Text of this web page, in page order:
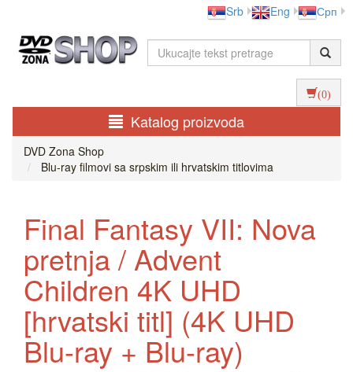
Srb Eng Срп
(0)
Katalog proizvoda
DVD Zona Shop
Blu-ray filmovi sa srpskim ili hrvatskim titlovima
Final Fantasy VII: Nova
pretnja / Advent
Children 4K UHD
[hrvatski titl] (4K UHD
Blu-ray + Blu-ray)